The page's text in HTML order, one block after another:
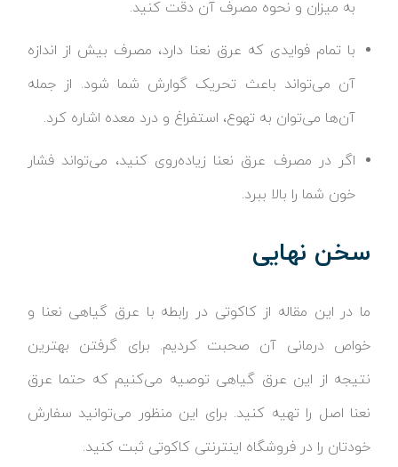
به میزان و نحوه مصرف آن دقت کنید.
با تمام فوایدی که عرق نعنا دارد، مصرف بیش از اندازه
آن می‌تواند باعث تحریک گوارش شما شود. از جمله
آن‌ها می‌توان به تهوع، استفراغ و درد معده اشاره کرد.
اگر در مصرف عرق نعنا زیاده‌روی کنید، می‌تواند فشار
خون شما را بالا ببرد.
سخن نهایی
ما در این مقاله از کاکوتی در رابطه با عرق گیاهی نعنا و
خواص درمانی آن صحبت کردیم. برای گرفتن بهترین
نتیجه از این عرق گیاهی توصیه می‌کنیم که حتما عرق
نعنا اصل را تهیه کنید. برای این منظور می‌توانید سفارش
خودتان را در فروشگاه اینترنتی کاکوتی ثبت کنید.